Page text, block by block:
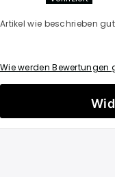
Artikel wie beschrieben
Wie werden Bewertungen